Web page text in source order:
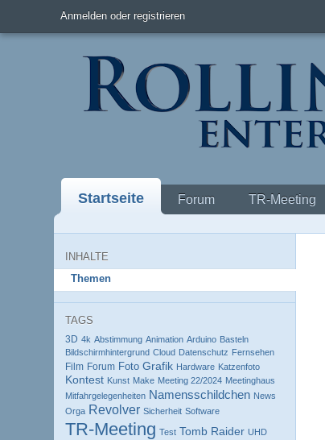
Anmelden oder registrieren
Startseite Forum TR-Meeting
INHALTE
Themen
TAGS
3D 4k Abstimmung Animation Arduino Basteln
Bildschirmhintergrund Cloud Datenschutz Fernsehen
Film Forum Foto Grafik Hardware Katzenfoto
Kontest Kunst Make Meeting 22/2024 Meetinghaus
Mitfahrgelegenheiten Namensschildchen News
Orga Revolver Sicherheit Software
TR-Meeting Test Tomb Raider UHD